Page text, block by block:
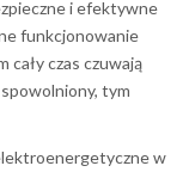
i efektywne
funkcjonowanie
cały czas czuwają
tym
w